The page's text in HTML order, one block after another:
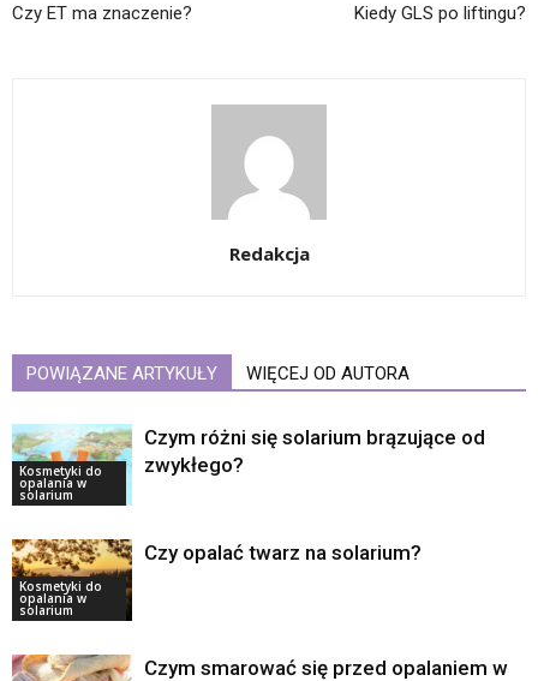
Czy ET ma znaczenie? Kiedy GLS po liftingu?
Redakcja
POWIĄZANE ARTYKUŁY WIĘCEJ OD AUTORA
Kosmetyki do
opalania w
solarium
Czym różni się solarium brązujące od
zwykłego?
Kosmetyki do
opalania w
solarium
Czy opalać twarz na solarium?
Czym smarować się przed opalaniem w